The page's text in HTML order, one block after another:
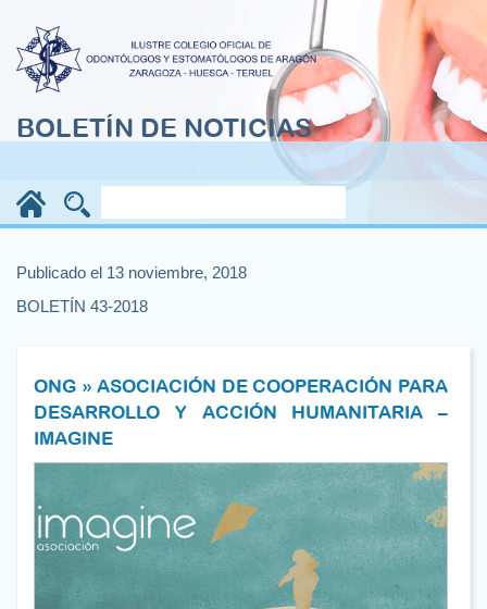
BOLETÍN DE NOTICIAS
Publicado el 13 noviembre, 2018
BOLETÍN 43-2018
ONG » ASOCIACIÓN DE COOPERACIÓN PARA
DESARROLLO Y ACCIÓN HUMANITARIA –
IMAGINE